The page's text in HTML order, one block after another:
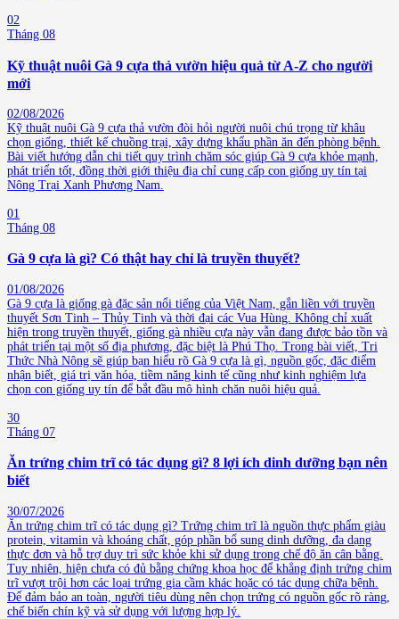
02
Tháng 08
Kỹ thuật nuôi Gà 9 cựa thả vườn hiệu quả từ A-Z cho người
mới
02/08/2026
Kỹ thuật nuôi Gà 9 cựa thả vườn đòi hỏi người nuôi chú trọng từ khâu
chọn giống, thiết kế chuồng trại, xây dựng khẩu phần ăn đến phòng bệnh.
Bài viết hướng dẫn chi tiết quy trình chăm sóc giúp Gà 9 cựa khỏe mạnh,
phát triển tốt, đồng thời giới thiệu địa chỉ cung cấp con giống uy tín tại
Nông Trại Xanh Phương Nam.
01
Tháng 08
Gà 9 cựa là gì? Có thật hay chỉ là truyền thuyết?
01/08/2026
Gà 9 cựa là giống gà đặc sản nổi tiếng của Việt Nam, gắn liền với truyền
thuyết Sơn Tinh – Thủy Tinh và thời đại các Vua Hùng. Không chỉ xuất
hiện trong truyền thuyết, giống gà nhiều cựa này vẫn đang được bảo tồn và
phát triển tại một số địa phương, đặc biệt là Phú Thọ. Trong bài viết, Tri
Thức Nhà Nông sẽ giúp bạn hiểu rõ Gà 9 cựa là gì, nguồn gốc, đặc điểm
nhận biết, giá trị văn hóa, tiềm năng kinh tế cũng như kinh nghiệm lựa
chọn con giống uy tín để bắt đầu mô hình chăn nuôi hiệu quả.
30
Tháng 07
Ăn trứng chim trĩ có tác dụng gì? 8 lợi ích dinh dưỡng bạn nên
biết
30/07/2026
Ăn trứng chim trĩ có tác dụng gì? Trứng chim trĩ là nguồn thực phẩm giàu
protein, vitamin và khoáng chất, góp phần bổ sung dinh dưỡng, đa dạng
thực đơn và hỗ trợ duy trì sức khỏe khi sử dụng trong chế độ ăn cân bằng.
Tuy nhiên, hiện chưa có đủ bằng chứng khoa học để khẳng định trứng chim
trĩ vượt trội hơn các loại trứng gia cầm khác hoặc có tác dụng chữa bệnh.
Để đảm bảo an toàn, người tiêu dùng nên chọn trứng có nguồn gốc rõ ràng,
chế biến chín kỹ và sử dụng với lượng hợp lý.